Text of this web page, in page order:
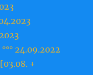
24.09.2022
+